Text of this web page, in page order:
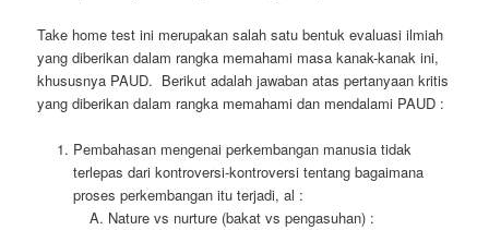
Take home test ini merupakan salah satu bentuk evaluasi ilmiah
yang diberikan dalam rangka memahami masa kanak-kanak ini,
khususnya PAUD. Berikut adalah jawaban atas pertanyaan kritis
yang diberikan dalam rangka memahami dan mendalami PAUD :
Pembahasan mengenai perkembangan manusia tidak
terlepas dari kontroversi-kontroversi tentang bagaimana
proses perkembangan itu terjadi, al :
Nature vs nurture (bakat vs pengasuhan) :